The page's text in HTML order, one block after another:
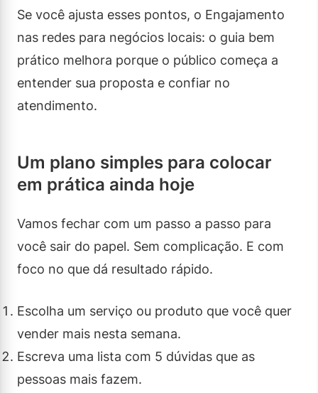
Se você ajusta esses pontos, o Engajamento
nas redes para negócios locais: o guia bem
prático melhora porque o público começa a
entender sua proposta e confiar no
atendimento.
Um plano simples para colocar
em prática ainda hoje
Vamos fechar com um passo a passo para
você sair do papel. Sem complicação. E com
foco no que dá resultado rápido.
Escolha um serviço ou produto que você quer
vender mais nesta semana.
Escreva uma lista com 5 dúvidas que as
pessoas mais fazem.